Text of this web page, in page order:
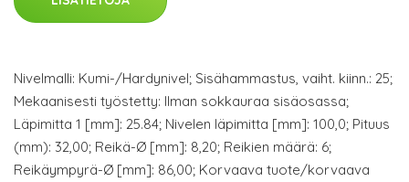
Nivelmalli: Kumi-/Hardynivel; Sisähammastus, vaiht. kiinn.: 25;
Mekaanisesti työstetty: Ilman sokkauraa sisäosassa;
Läpimitta 1 [mm]: 25.84; Nivelen läpimitta [mm]: 100,0; Pituus
(mm): 32,00; Reikä-Ø [mm]: 8,20; Reikien määrä: 6;
Reikäympyrä-Ø [mm]: 86,00; Korvaava tuote/korvaava